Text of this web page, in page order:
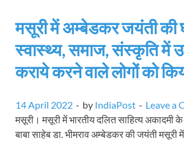
मसूरी में अम्बेडकर जयंती की
स्वास्थ्य, समाज, संस्कृति में
कराये करने वाले लोगों को
14 April 2022 - by IndiaPost - Leave a
मसूरी। मसूरी में भारतीय दलित साहित्य अकादमी के
बाबा साहेब डा. भीमराव अम्बेडकर की जयंती